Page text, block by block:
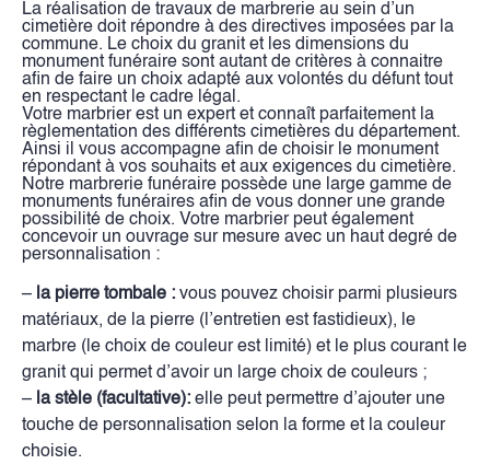
La réalisation de travaux de marbrerie au sein d’un
cimetière doit répondre à des directives imposées par la
commune. Le choix du granit et les dimensions du
monument funéraire sont autant de critères à connaitre
afin de faire un choix adapté aux volontés du défunt tout
en respectant le cadre légal.
Votre marbrier est un expert et connaît parfaitement la
règlementation des différents cimetières du département.
Ainsi il vous accompagne afin de choisir le monument
répondant à vos souhaits et aux exigences du cimetière.
Notre marbrerie funéraire possède une large gamme de
monuments funéraires afin de vous donner une grande
possibilité de choix. Votre marbrier peut également
concevoir un ouvrage sur mesure avec un haut degré de
personnalisation :
– la pierre tombale : vous pouvez choisir parmi plusieurs
matériaux, de la pierre (l’entretien est fastidieux), le
marbre (le choix de couleur est limité) et le plus courant le
granit qui permet d’avoir un large choix de couleurs ;
– la stèle (facultative): elle peut permettre d’ajouter une
touche de personnalisation selon la forme et la couleur
choisie.